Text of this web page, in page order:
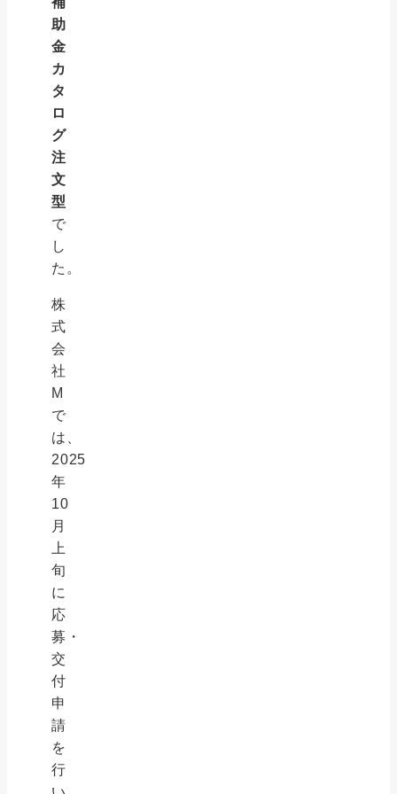
助
金
カ
タ
ロ
グ
注
文
型
で
し
た。
株
式
会
社
M
で
は、
2025
年
10
月
上
旬
に
応
募・
交
付
申
請
を
行